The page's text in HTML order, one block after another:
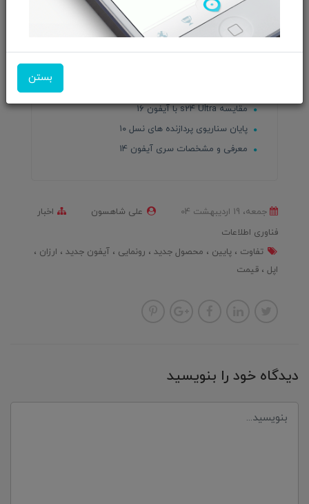
بستن
پایان راه اسکایپ
هوش مصنوعی ناجی کارمندان یا نردبان ترقی؟
چگونه بازدید سایت خود را افزایش دهیم؟
مقایسه s24 Ultra با آیفون ۱۶
پایان سناریوی پردازنده های نسل ۱۰
معرفی و مشخصات سری آیفون 14
جمعه، 19 ارديبهشت 04 علی شاهسون
اخبار
فناوری اطلاعات
تفاوت
پایین محصول جدید رونمایی آیفون جدید
ارزان
اپل
قیمت
دیدگاه خود را بنویسید